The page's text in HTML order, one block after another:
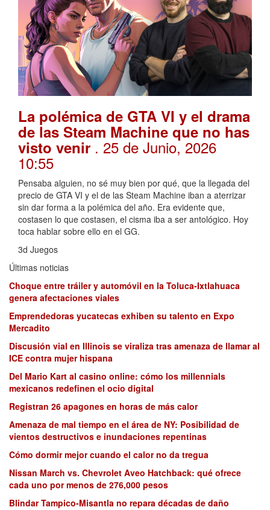
La polémica de GTA VI y el drama
de las Steam Machine que no has
visto venir . 25 de Junio, 2026
10:55
Pensaba alguien, no sé muy bien por qué, que la llegada del
precio de GTA VI y el de las Steam Machine iban a aterrizar
sin dar forma a la polémica del año. Era evidente que,
costasen lo que costasen, el cisma iba a ser antológico. Hoy
toca hablar sobre ello en el GG.
3d Juegos
Últimas noticias
Choque entre tráiler y automóvil en la Toluca-Ixtlahuaca
genera afectaciones viales
Emprendedoras yucatecas exhiben su talento en Expo
Mercadito
Discusión vial en Illinois se viraliza tras amenaza de llamar al
ICE contra mujer hispana
Del Mario Kart al casino online: cómo los millennials
mexicanos redefinen el ocio digital
Registran 26 apagones en horas de más calor
Amenaza de mal tiempo en el área de NY: Posibilidad de
vientos destructivos e inundaciones repentinas
Cómo dormir mejor cuando el calor no da tregua
Nissan March vs. Chevrolet Aveo Hatchback: qué ofrece
cada uno por menos de 276,000 pesos
Blindar Tampico-Misantla no repara décadas de daño